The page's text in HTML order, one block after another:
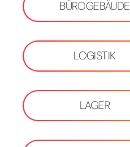
BÜROGEBÄUDE
LOGISTIK
LAGER